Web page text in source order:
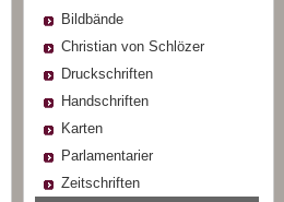
Bildbände
Christian von Schlözer
Druckschriften
Handschriften
Karten
Parlamentarier
Zeitschriften